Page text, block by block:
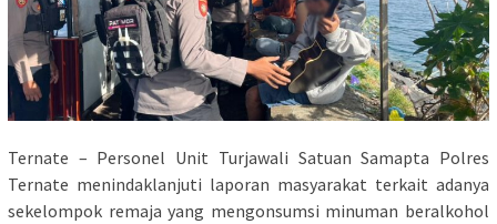
Ternate – Personel Unit Turjawali Satuan Samapta Polres
Ternate menindaklanjuti laporan masyarakat terkait adanya
sekelompok remaja yang mengonsumsi minuman beralkohol